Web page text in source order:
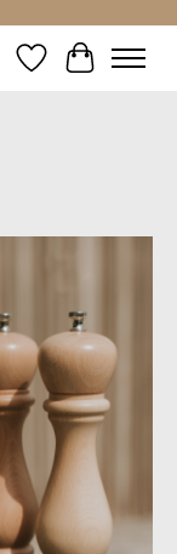
Verlanglijst